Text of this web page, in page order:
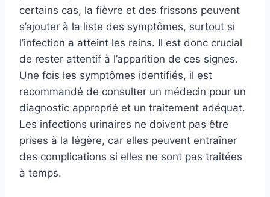
certains cas, la fièvre et des frissons peuvent
s’ajouter à la liste des symptômes, surtout si
l’infection a atteint les reins. Il est donc crucial
de rester attentif à l’apparition de ces signes.
Une fois les symptômes identifiés, il est
recommandé de consulter un médecin pour un
diagnostic approprié et un traitement adéquat.
Les infections urinaires ne doivent pas être
prises à la légère, car elles peuvent entraîner
des complications si elles ne sont pas traitées
à temps.